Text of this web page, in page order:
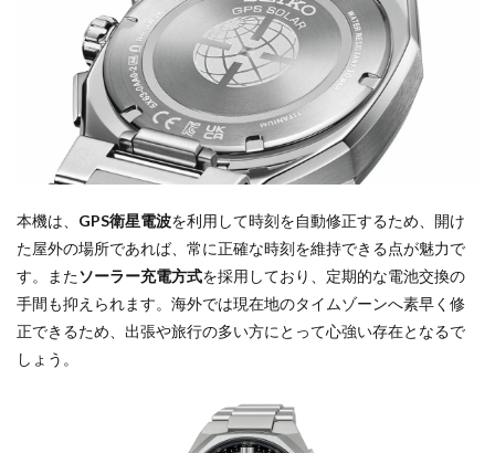
本機は、 GPS衛星電波を利用して時刻を自動修正するため、開け
た屋外の場所であれば、常に正確な時刻を維持できる点が魅力で
す。またソーラー充電方式を採用しており、定期的な電池交換の
手間も抑えられます。海外では現在地のタイムゾーンへ素早く修
正できるため、出張や旅行の多い方にとって心強い存在となるで
しょう。